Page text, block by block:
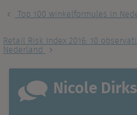
Top 100 winkelformules in
Retail Risk Index 2016: 10
Nederland
Nicole